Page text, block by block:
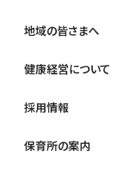
地域の皆さまへ
健康経営について
採用情報
保育所の案内